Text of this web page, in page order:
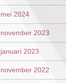
mei 2024
november 2023
januari 2023
november 2022